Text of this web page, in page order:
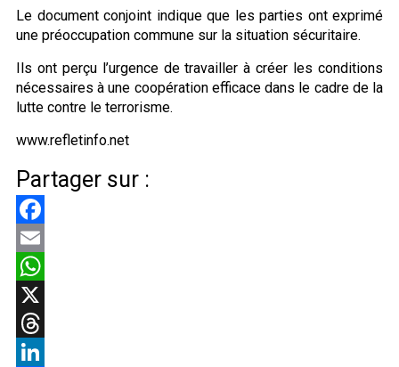
Le document conjoint indique que les parties ont exprimé
une préoccupation commune sur la situation sécuritaire.
Ils ont perçu l’urgence de travailler à créer les conditions
nécessaires à une coopération efficace dans le cadre de la
lutte contre le terrorisme.
www.refletinfo.net
Partager sur :
Facebook
Email
WhatsApp
X
Threads